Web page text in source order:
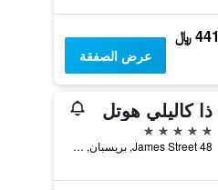
441 ﷼
عرض الصفقة
ذا كاليلي هوتل
5 نجوم
48 James Street, بريسبان, QLD, أستراليا